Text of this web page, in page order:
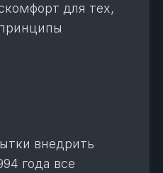
для тех,
внедрить
года все